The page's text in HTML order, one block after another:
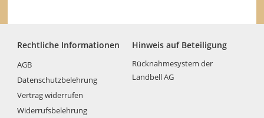
Rechtliche Informationen
AGB
Datenschutzbelehrung
Vertrag widerrufen
Widerrufsbelehrung
Hinweis auf Beteiligung
Rücknahmesystem der
Landbell AG